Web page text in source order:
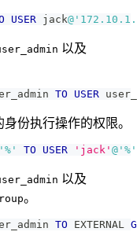
USER jack
以及
TO USER
身份执行操作的权限。
TO USER 'jack' @'%'
以及
。
TO EXTERNAL